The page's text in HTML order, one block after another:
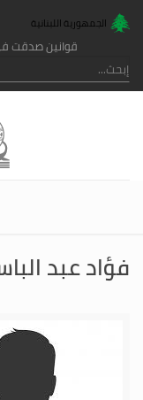
الجمهورية اللبنانية
قوانين صدقت
فؤاد عبد